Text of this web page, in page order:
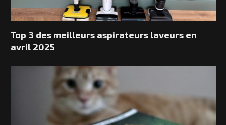
Top 3 des meilleurs aspirateurs laveurs en
avril 2025